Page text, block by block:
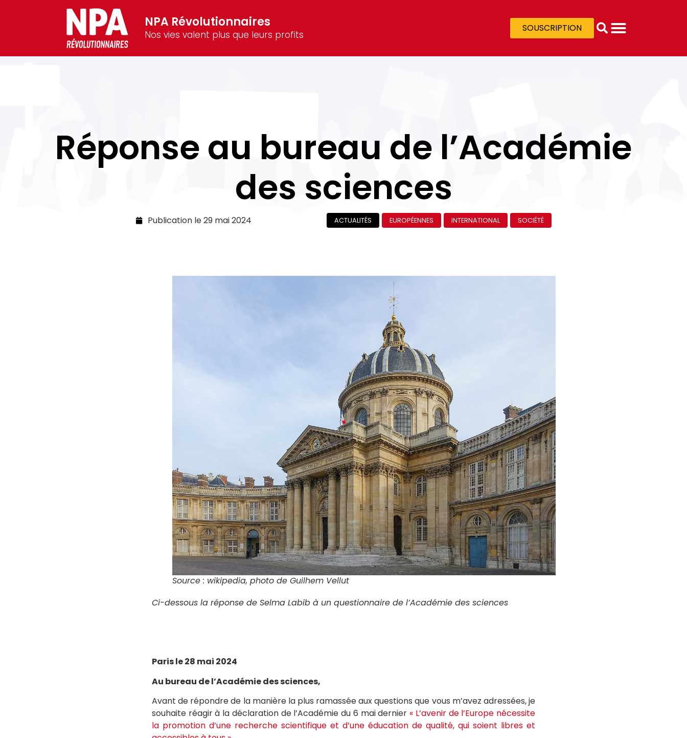
NPA Révolutionnaires
Nos vies valent plus que leurs profits
SOUSCRIPTION
Réponse au bureau de l’Académie
des sciences
Publication le29 mai 2024 ACTUALITÉS EUROPÉENNES INTERNATIONAL SOCIÉTÉ
Source : wikipedia, photo de Guilhem Vellut
Ci-dessous la réponse de Selma Labib à un questionnaire de l’Académie des sciences
Paris le 28 mai 2024
Au bureau de l’Académie des sciences,
Avant de répondre de la manière la plus ramassée aux questions que vous m’avez adressées, je
souhaite réagir à la déclaration de l’Académie du 6 mai dernier « L’avenir de l’Europe nécessite
la promotion d’une recherche scientifique et d’une éducation de qualité, qui soient libres et